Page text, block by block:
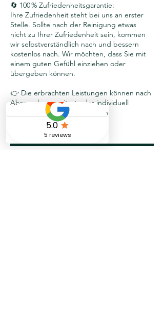
🔄 100 % Zufriedenheitsgarantie:
Ihre Zufriedenheit steht bei uns an erster
Stelle. Sollte nach der Reinigung etwas
nicht zu Ihrer Zufriedenheit sein, kommen
wir selbstverständlich nach und bessern
kostenlos nach. Wir möchten, dass Sie mit
einem guten Gefühl einziehen oder
übergeben können.
👉 Die erbrachten Leistungen können nach
Absprache erweitert oder individuell
angepasst werden – sprechen
Sie uns einfach an.